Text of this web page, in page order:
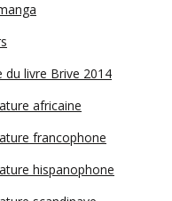
du livre Brive 2014
africaine
francophone
hispanophone